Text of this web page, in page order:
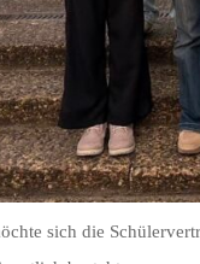
sich die